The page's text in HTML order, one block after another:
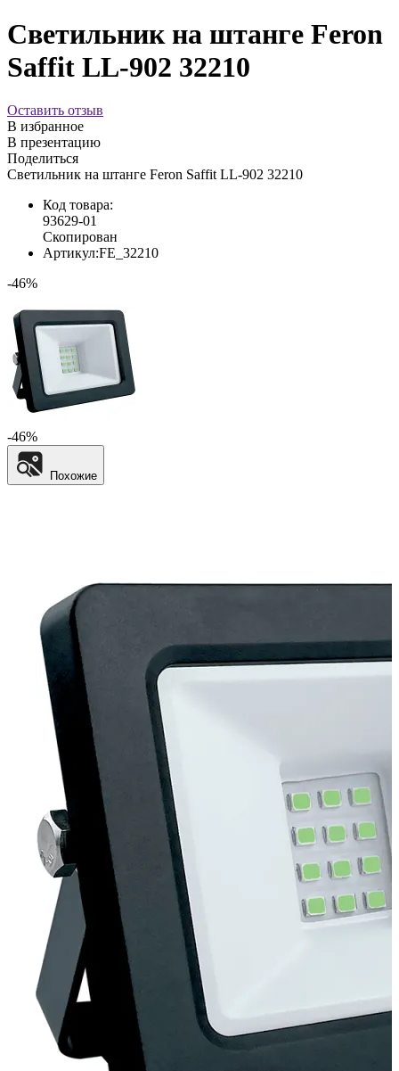
Светильник на штанге Feron
Saffit LL-902 32210
Оставить отзыв
В избранное
В презентацию
Поделиться
Светильник на штанге Feron Saffit LL-902 32210
Код товара:
93629-01
Скопирован
Артикул:FE_32210
-46%
-46%
Похожие